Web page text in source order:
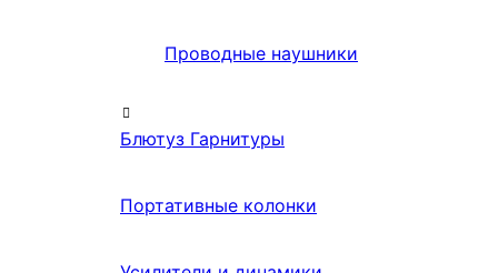
Проводные наушники
Блютуз Гарнитуры
Портативные колонки